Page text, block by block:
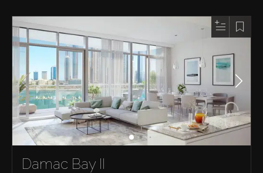
Damac Bay II